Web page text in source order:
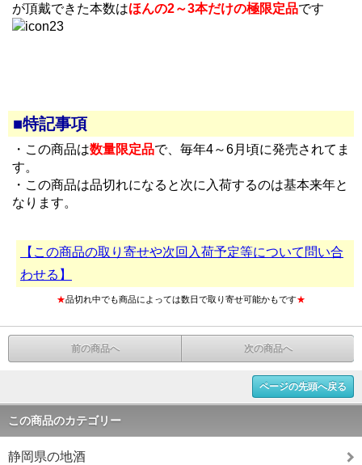
が頂戴できた本数はほんの2～3本だけの極限定品です
■特記事項
・この商品は数量限定品で、毎年4～6月頃に発売されてま
す。
・この商品は品切れになると次に入荷するのは基本来年と
なります。
【この商品の取り寄せや次回入荷予定等について問い合
わせる】
★品切れ中でも商品によっては数日で取り寄せ可能かもです★
前の商品へ 次の商品へ
ページの先頭へ戻る
この商品のカテゴリー
静岡県の地酒